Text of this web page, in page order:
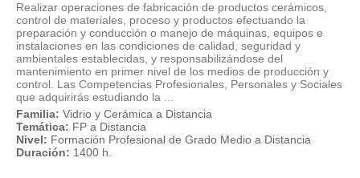
Realizar operaciones de fabricación de productos cerámicos,
control de materiales, proceso y productos efectuando la
preparación y conducción o manejo de máquinas, equipos e
instalaciones en las condiciones de calidad, seguridad y
ambientales establecidas, y responsabilizándose del
mantenimiento en primer nivel de los medios de producción y
control. Las Competencias Profesionales, Personales y Sociales
que adquirirás estudiando la ...
Familia: Vidrio y Cerámica a Distancia
Temática: FP a Distancia
Nivel: Formación Profesional de Grado Medio a Distancia
Duración: 1400 h.